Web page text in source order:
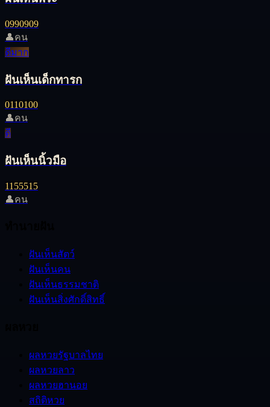
0990909
👤คน
ดีมาก
ฝันเห็นเด็กทารก
0110100
👤คน
ดี
ฝันเห็นนิ้วมือ
11 55515
👤คน
ฝันเห็นสัตว์
ฝันเห็นคน
ฝันเห็นธรรมชาติ
ฝันเห็นสิ่งศักดิ์สิทธิ์
ผลหวยรัฐบาลไทย
ผลหวยลาว
ผลหวยฮานอย
สถิติหวย